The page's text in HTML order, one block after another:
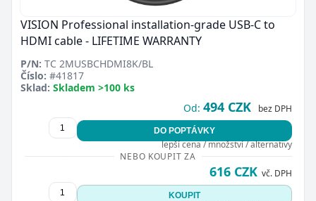
VISION Professional installation-grade USB-C to
HDMI cable - LIFETIME WARRANTY
P/N: TC 2MUSBCHDMI8K/BL
Číslo: #41817
Sklad: Skladem >100 ks
Od: 494 CZK bez DPH
DO POPTÁVKY
lepší cena / množství / alternativy
NEBO KOUPIT ZA
616 CZK vč. DPH
KOUPIT